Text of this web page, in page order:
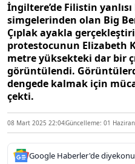
İngiltere’de Filistin
simgelerinden olan Big
Çıplak ayakla
protestocunun Elizabeth
metre yüksekteki dar bir
görüntülendi.
dengede kalmak için
çekti.
08 Mart 2025 22:04Güncelleme: 01
Google Haberler'de